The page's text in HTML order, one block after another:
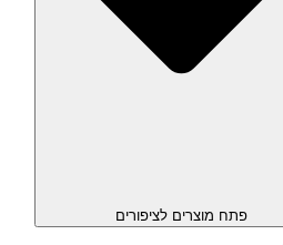
פתח מוצרים לציפורים